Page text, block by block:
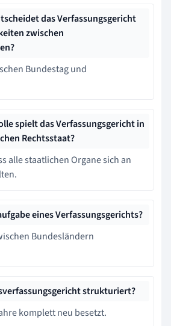
das Verfassungsgericht
zwischen
Bundestag und
spielt das Verfassungsgericht in
Rechtsstaat?
alle staatlichen Organe sich an
eines Verfassungsgerichts?
Bundesländern
strukturiert?
komplett neu besetzt.